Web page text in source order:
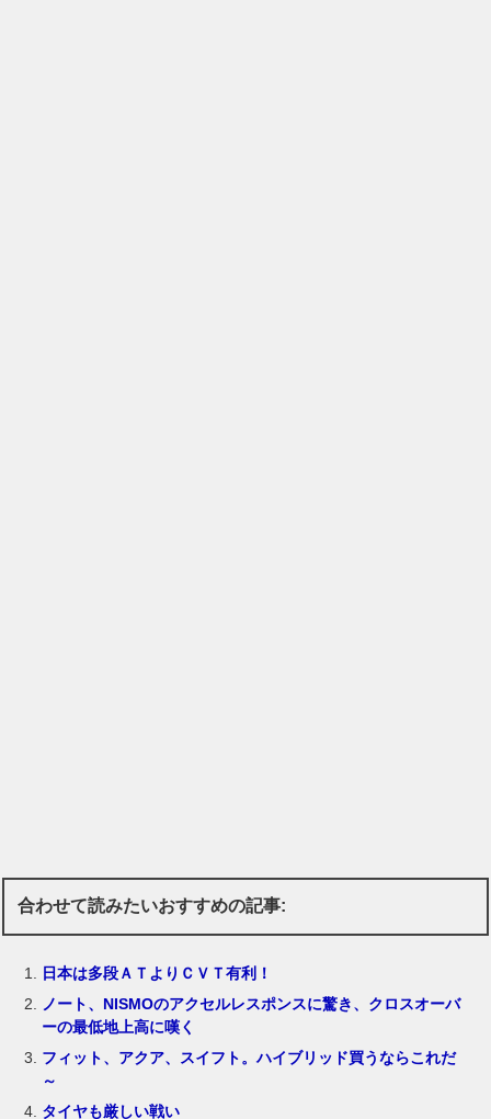
合わせて読みたいおすすめの記事:
日本は多段ＡＴよりＣＶＴ有利！
ノート、NISMOのアクセルレスポンスに驚き、クロスオーバ
ーの最低地上高に嘆く
フィット、アクア、スイフト。ハイブリッド買うならこれだ
～
タイヤも厳しい戦い